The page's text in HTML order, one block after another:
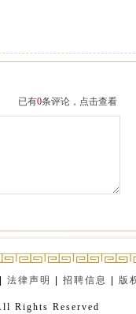
已有0条评论，点击查看
法律声明 招聘信息 版
Rights Reserved